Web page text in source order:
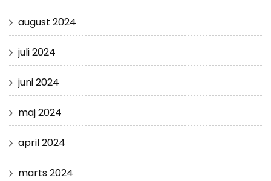
august 2024
juli 2024
juni 2024
maj 2024
april 2024
marts 2024